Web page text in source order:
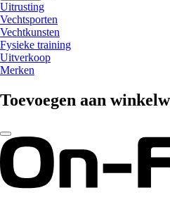
Uitrusting
Vechtsporten
Vechtkunsten
Fysieke training
Uitverkoop
Merken
Toevoegen aan